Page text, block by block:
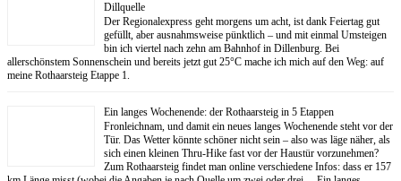
Dillquelle
Der Regionalexpress geht morgens um acht, ist dank Feiertag gut
gefüllt, aber ausnahmsweise pünktlich – und mit einmal Umsteigen
bin ich viertel nach zehn am Bahnhof in Dillenburg. Bei
allerschönstem Sonnenschein und bereits jetzt gut 25°C mache ich mich auf den Weg: auf
meine Rothaarsteig Etappe 1.
Ein langes Wochenende: der Rothaarsteig in 5 Etappen
Fronleichnam, und damit ein neues langes Wochenende steht vor der
Tür. Das Wetter könnte schöner nicht sein – also was läge näher, als
sich einen kleinen Thru-Hike fast vor der Haustür vorzunehmen?
Zum Rothaarsteig findet man online verschiedene Infos: dass er 157